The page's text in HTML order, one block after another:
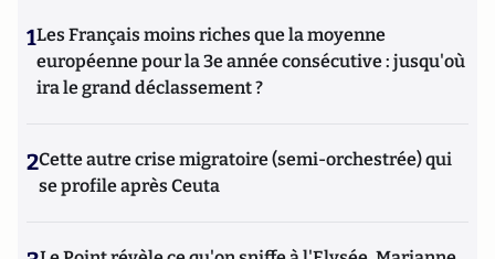
1Les Français moins riches que la moyenne
européenne pour la 3e année consécutive : jusqu'où
ira le grand déclassement ?
2Cette autre crise migratoire (semi-orchestrée) qui
se profile après Ceuta